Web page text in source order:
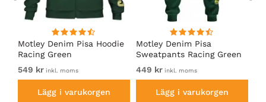
Motley Denim Pisa Hoodie
Racing Green
549 kr inkl. moms
Lägg i varukorgen
Motley Denim Pisa
Sweatpants Racing Green
449 kr inkl. moms
Lägg i varukorgen